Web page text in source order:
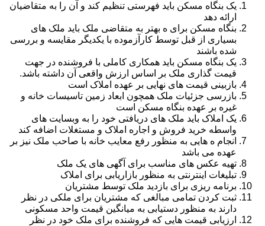
یک بنگاه مسکن باید فهرستی تنظیم کند و آن را به متقاضیان
ارائه دهد
بنگاه مسکن برای ه بهتر به متقاضی ملک باید ملک های
بسیاری از قبل توسط کارآزموده با یکدیگر مقایسه و بررسی
شده باشند
یک بنگاه مسکن باید همکاری کاملی با فروشنده در جهت
قیمت گذاری ملک بر اساس ارزش واقعی آن داشته باشد.
بازبینی قیمت های نهایی بر عهده املاک است
بازرسی جزئیات ملک همچون ابعاد زمین تاسیسات خانه و
غیره بر عهده بنگاه مسکن است
یک املاک باید ملک های دریافتی خود را به وبسایت های
واسطه خرید فروش و اجاره املاک و مستغلات اضافه کند
انجام ه هایی به منظور رفع معایب خانه با صاحب ملک نیز بر
عهده می باشد
تهیه عکس های مناسب برای آگهی های یک ملک
تبلیغات اینترنتی به منظور بازاریابی برای املاک
برنامه ریزی برای بازدید ملک توسط مشتریان
ثبت کردن تمامی مبالغی که مشتریان برای ملکی در نظر
دارند به منظور دستیابی به میانگین قیمت واحد مسکونی
ارزیابی قیمت هایی که فروشنده برای ملک خود در نظر